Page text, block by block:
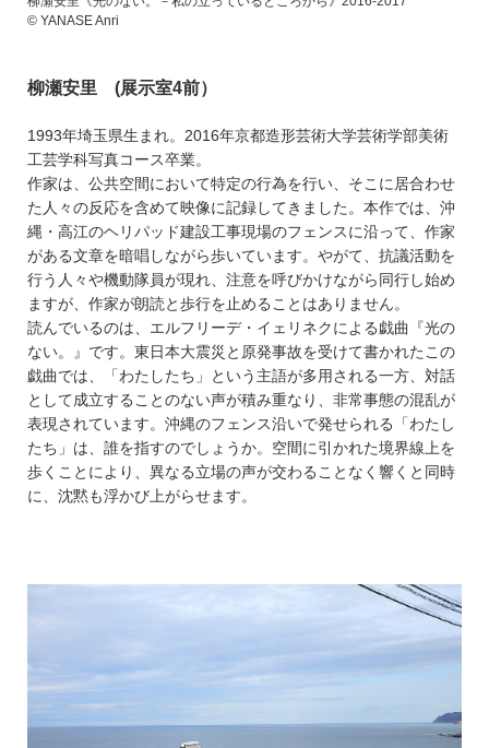
© YANASE Anri
柳瀬安里 (展示室4前）
1993年埼玉県生まれ。2016年京都造形芸術大学芸術学部美術
工芸学科写真コース卒業。
作家は、公共空間において特定の行為を行い、そこに居合わせ
た人々の反応を含めて映像に記録してきました。本作では、沖
縄・高江のヘリパッド建設工事現場のフェンスに沿って、作家
がある文章を暗唱しながら歩いています。やがて、抗議活動を
行う人々や機動隊員が現れ、注意を呼びかけながら同行し始め
ますが、作家が朗読と歩行を止めることはありません。
読んでいるのは、エルフリーデ・イェリネクによる戯曲『光の
ない。』です。東日本大震災と原発事故を受けて書かれたこの
戯曲では、「わたしたち」という主語が多用される一方、対話
として成立することのない声が積み重なり、非常事態の混乱が
表現されています。沖縄のフェンス沿いで発せられる「わたし
たち」は、誰を指すのでしょうか。空間に引かれた境界線上を
歩くことにより、異なる立場の声が交わることなく響くと同時
に、沈黙も浮かび上がらせます。